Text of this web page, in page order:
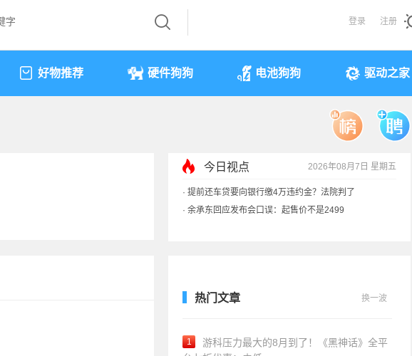
登录 注册
好物推荐 硬件狗狗 电池狗狗 驱动之家
今日视点 2026年08月7日 星期五
余承东回应发布会口误：起售价不是2499
奥迪斥巨资打造的电子门把手 CEO试驾后叫停
热门文章 换一波
1
游科压力最大的8月到了！《黑神话》全平